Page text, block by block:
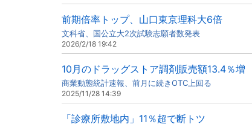
前期倍率トップ、山口東京理科大6倍
文科省、国公立大2次試験志願者数発表
2026/2/18 19:42
10月のドラッグストア調剤販売額13.4％増
商業動態統計速報、前月に続きOTC上回る
2025/11/28 14:39
「診療所敷地内」11％超で断トツ